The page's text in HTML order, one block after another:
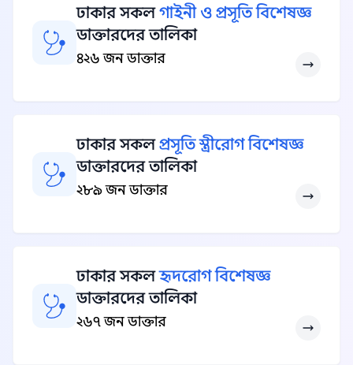
ঢাকার সকলগাইনী ও প্রসূতি বিশেষজ্ঞ
ডাক্তারদের তালিকা
৪২৬ জন ডাক্তার
ঢাকার সকলপ্রসূতি স্ত্রীরোগ বিশেষজ্ঞ
ডাক্তারদের তালিকা
২৮৯ জন ডাক্তার
ঢাকার সকলহৃদরোগ বিশেষজ্ঞ
ডাক্তারদের তালিকা
২৬৭ জন ডাক্তার